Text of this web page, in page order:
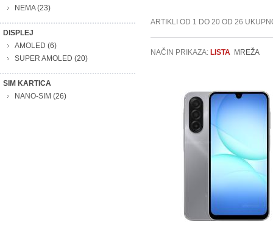
NEMA(23)
DISPLEJ
AMOLED (6)
SUPER AMOLED (20)
SIM KARTICA
NANO-SIM (26)
ARTIKLI OD 1 DO 20 OD 26
NAČIN PRIKAZA: LISTA MREŽA